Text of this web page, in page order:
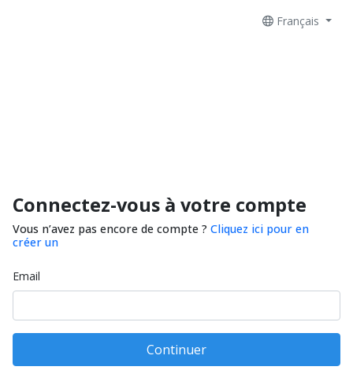
Français
Connectez-vous à votre compte
Vous n’avez pas encore de compte ? Cliquez ici pour en
créer un
Email
Continuer